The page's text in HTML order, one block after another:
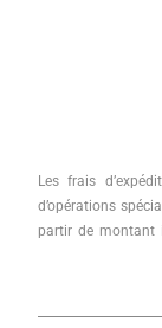
Les frais
d’opérations
partir de montant